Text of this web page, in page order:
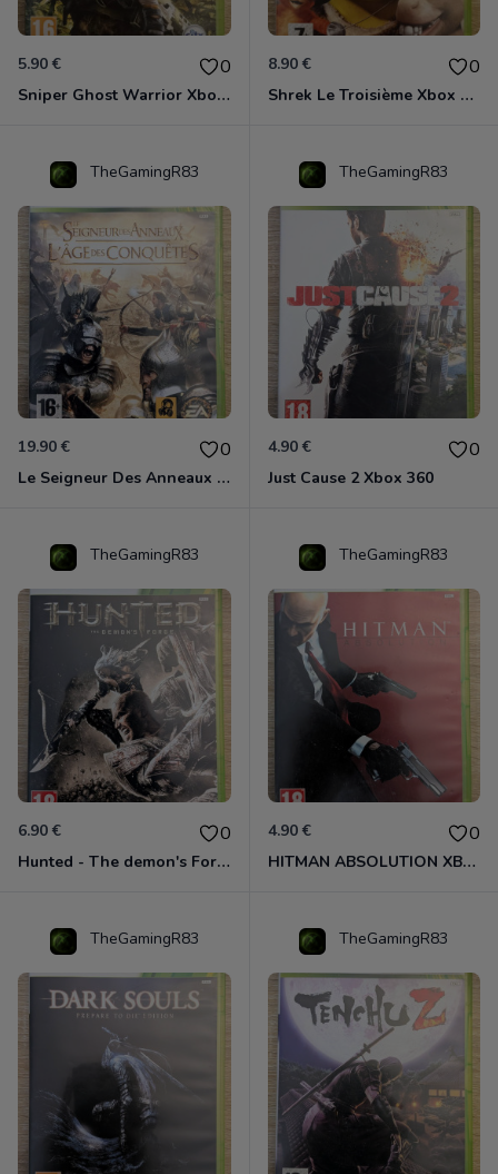
5.90 € 0
Sniper Ghost Warrior Xbox 360
8.90 € 0
Shrek Le Troisième Xbox 360
TheGamingR83
19.90 € 0
Le Seigneur Des Anneaux - L'âge Des Conquêtes Xbox 360
TheGamingR83
4.90 € 0
Just Cause 2 Xbox 360
TheGamingR83
6.90 € 0
Hunted - The demon's Forge Xbox 360 (Complet CIB)
TheGamingR83
4.90 € 0
HITMAN ABSOLUTION XBOX 360
TheGamingR83 TheGamingR83